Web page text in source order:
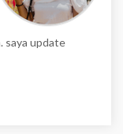
saya update